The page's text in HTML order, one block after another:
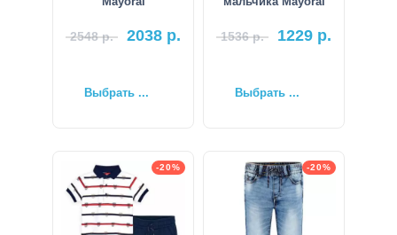
2548р. 2038 р.
Выбрать ...
1536р. 1229 р.
Выбрать ...
-20% -20%